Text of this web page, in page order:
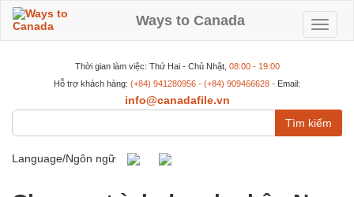
Nhảy
đến
nội
dung
Ways to Canada
Toggle
Thời gian làm việc: Thứ Hai - Chủ Nhật, 08:00 - 19:00
Hỗ trợ khách hàng: (+84) 941280956 - (+84) 909466628 - Email:
info@canadafile.vn
kiếm
Language/Ngôn ngữ